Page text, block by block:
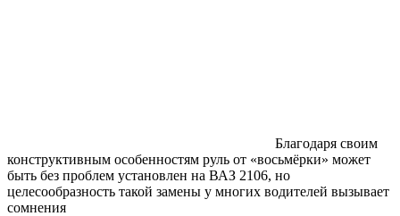
Благодаря своим
конструктивным особенностям руль от «восьмёрки» может
быть без проблем установлен на ВАЗ 2106, но
целесообразность такой замены у многих водителей вызывает
сомнения